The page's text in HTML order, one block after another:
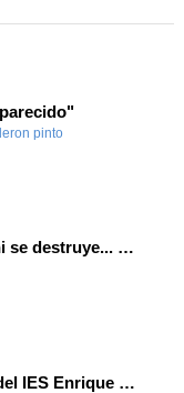
pinto-
La energía ni se crea ni se destruye... ¡se experimenta! El Tierno en la Feria Madrid es Ciencia 2026
El Gabinete de Física del IES Enrique Tierno Galván de Parla (Curso 25-26)